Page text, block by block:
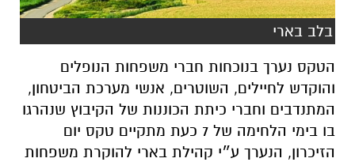
בלב בארי
הטקס נערך בנוכחות חברי משפחות הנופלים
והוקדש לחיילים, השוטרים, אנשי מערכת הביטחון,
המתנדבים וחברי כיתת הכוננות של הקיבוץ שנהרגו
בו בימי הלחימה של 7 כעת מתקיים טקס יום
הזיכרון, הנערך ע״י קהילת בארי להוקרת משפחות